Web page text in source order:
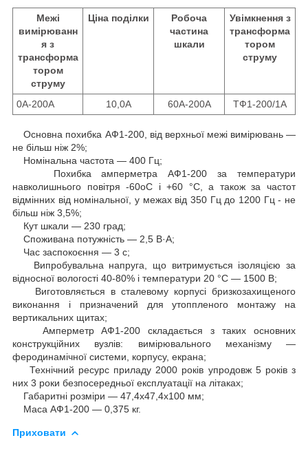
Межі
вимірюванн
я з
трансформа
тором
струму
Ціна поділки
Робоча
частина
шкали
Увімкнення з
трансформа
тором
струму
0А-200А 10,0А 60А-200А ТФ1-200/1А
Основна похибка АФ1-200, від верхньої межі вимірювань —
не більш ніж 2%;
Номінальна частота — 400 Гц;
Похибка амперметра АФ1-200 за температури
навколишнього повітря -60oС і +60 °C, а також за частот
відмінних від номінальної, у межах від 350 Гц до 1200 Гц - не
більш ніж 3,5%;
Кут шкали — 230 град;
Споживана потужність — 2,5 В·А;
Час заспокоєння — 3 с;
Випробувальна напруга, що витримується ізоляцією за
відносної вологості 40-80% і температури 20 °C — 1500 В;
Виготовляється в сталевому корпусі бризкозахищеного
виконання і призначений для утоппленого монтажу на
вертикальних щитах;
Амперметр АФ1-200 складається з таких основних
конструкційних вузлів: вимірювального механізму —
феродинамічної системи, корпусу, екрана;
Технічний ресурс приладу 2000 років упродовж 5 років з
них 3 роки безпосередньої експлуатації на літаках;
Габаритні розміри — 47,4х47,4х100 мм;
Маса АФ1-200 — 0,375 кг.
Приховати